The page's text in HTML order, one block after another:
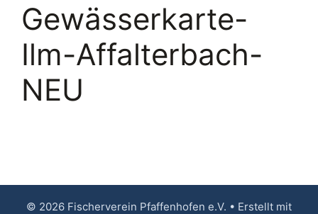
Gewässerkarte-
Ilm-Affalterbach-
NEU
© 2026 Fischerverein Pfaffenhofen e.V. • Erstellt mit